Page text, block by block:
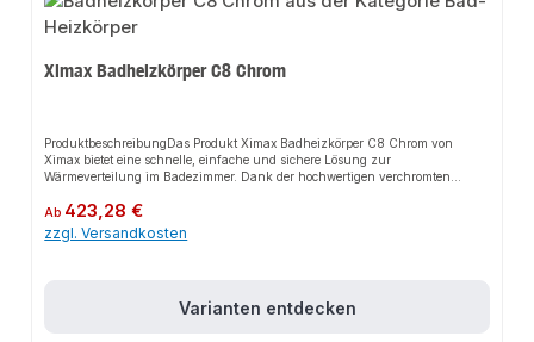
Ximax Badheizkörper C8 Chrom
ProduktbeschreibungDas Produkt Ximax Badheizkörper C8 Chrom von
Ximax bietet eine schnelle, einfache und sichere Lösung zur
Wärmeverteilung im Badezimmer. Dank der hochwertigen verchromten
nur für perfekten Halt, sondern auch für ein äußerst praktisches
Designobjekt im Bad. Das robuste Design und die einfache Montage machen
dieses Produkt zu einer zuverlässigen Wahl für jede
ThermostatventilenHandwerkerqualität Made in
Regulärer Preis:
Ab 423,28 €
zzgl. Versandkosten
Varianten entdecken